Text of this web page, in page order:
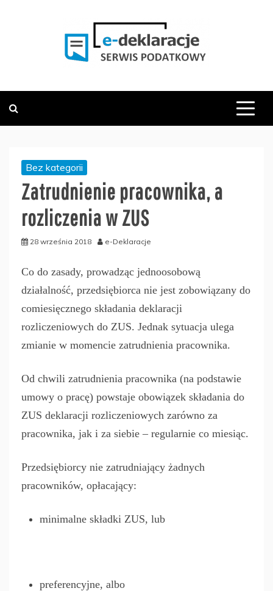
Bez kategorii
Zatrudnienie pracownika, a
rozliczenia w ZUS
28 września 2018 e-Deklaracje
Co do zasady, prowadząc jednoosobową
działalność, przedsiębiorca nie jest zobowiązany do
comiesięcznego składania deklaracji
rozliczeniowych do ZUS. Jednak sytuacja ulega
zmianie w momencie zatrudnienia pracownika.
Od chwili zatrudnienia pracownika (na podstawie
umowy o pracę) powstaje obowiązek składania do
ZUS deklaracji rozliczeniowych zarówno za
pracownika, jak i za siebie – regularnie co miesiąc.
Przedsiębiorcy nie zatrudniający żadnych
pracowników, opłacający:
minimalne składki ZUS, lub
preferencyjne, albo